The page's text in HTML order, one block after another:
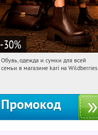
-30%
13:05:52 Получили:
Обувь, одежда и сумки для всей
семьи в магазине kari на Wildberries
Промокод